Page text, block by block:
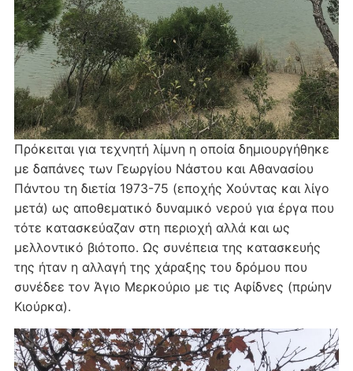
Πρόκειται για τεχνητή λίμνη η οποία δημιουργήθηκε
με δαπάνες των Γεωργίου Νάστου και Αθανασίου
Πάντου τη διετία 1973-75 (εποχής Χούντας και λίγο
μετά) ως αποθεματικό δυναμικό νερού για έργα που
τότε κατασκεύαζαν στη περιοχή αλλά και ως
μελλοντικό βιότοπο. Ως συνέπεια της κατασκευής
της ήταν η αλλαγή της χάραξης του δρόμου που
συνέδεε τον Άγιο Μερκούριο με τις Αφίδνες (πρώην
Κιούρκα).